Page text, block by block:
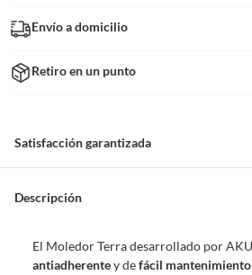
Envío a domicilio
Retiro en un punto
Satisfacción garantizada
de la compra.
comprado por internet y que hay ciertas
derecho:
Descripción
El Moledor Terra desarrollado por
antiadherentey defácil mantenimiento